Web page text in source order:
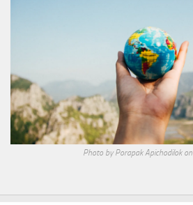
Photo by Porapak Apichodilok on